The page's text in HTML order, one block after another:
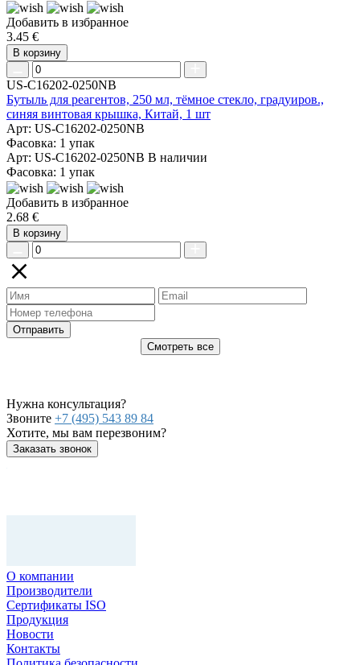
Добавить в избранное
3.45 €
В корзину
US-C16202-0250NB
Бутыль для реагентов, 250 мл, тёмное стекло, градуиров.,
синяя винтовая крышка, Китай, 1 шт
Арт: US-C16202-0250NB
Фасовка: 1 упак
Арт: US-C16202-0250NB В наличии
Фасовка: 1 упак
Добавить в избранное
2.68 €
В корзину
Отправить
Смотреть все
Нужна консультация?
Звоните +7 (495) 543 89 84
Хотите, мы вам перезвоним?
Заказать звонок
О компании
Производители
Сертификаты ISO
Продукция
Новости
Контакты